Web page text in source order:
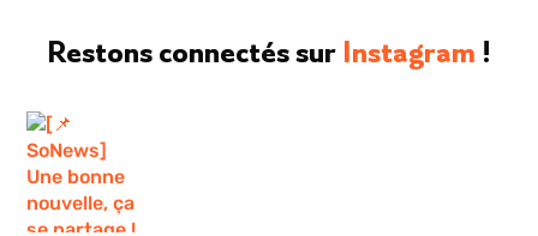
Restons connectés sur Instagram !